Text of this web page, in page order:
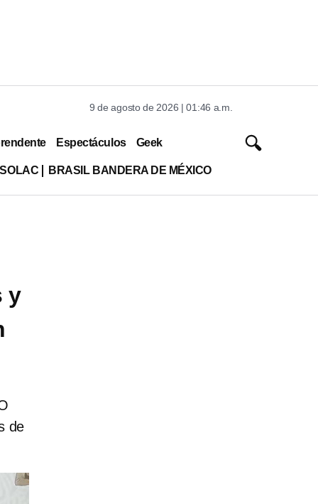
9 de agosto de 2026 | 01:46 a.m.
Espectáculos Geek
BRASIL BANDERA DE MÉXICO
y
de